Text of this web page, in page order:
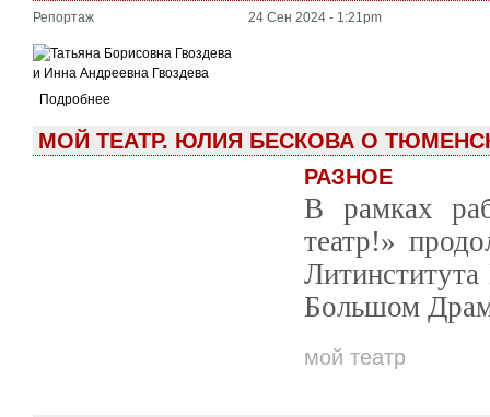
Репортаж 24 Сен 2024 - 1:21pm
Подробнее
МОЙ ТЕАТР. ЮЛИЯ БЕСКОВА О
РАЗНОЕ
В рамках
театр!»
Большом
мой театр